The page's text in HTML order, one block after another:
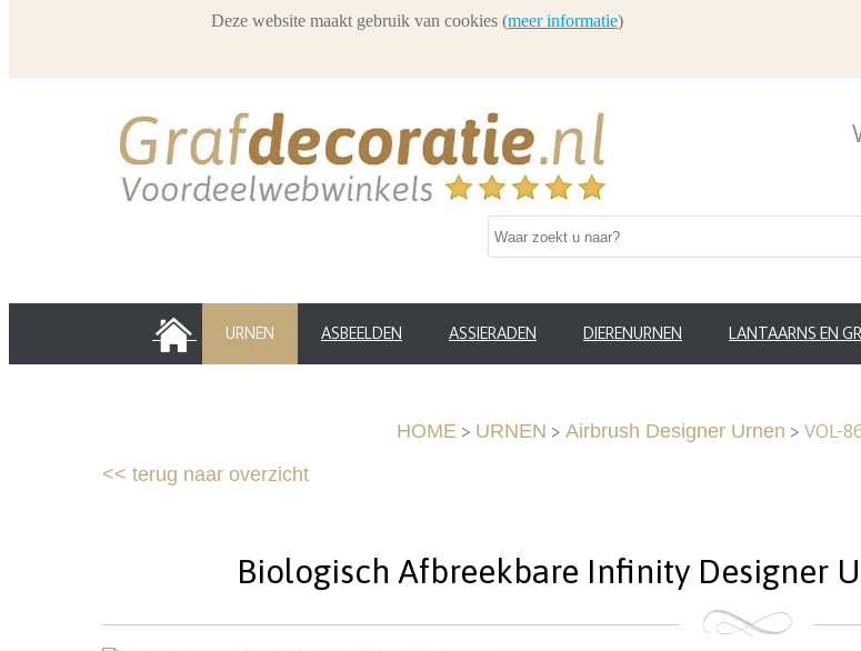
HOME URNEN ASBEELDEN ASSIERADEN DIERENURNEN LANTAARNS EN
HOME > URNEN > Airbrush Designer Urnen >VOL-
<< terug naar overzicht
Biologisch Afbreekbare Infinity Designer
Deze website maakt gebruik van cookies (meer informatie)